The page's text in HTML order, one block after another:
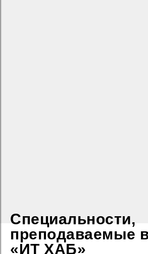
Специальности,
преподаваемые
«‎ИТ ХАБ»